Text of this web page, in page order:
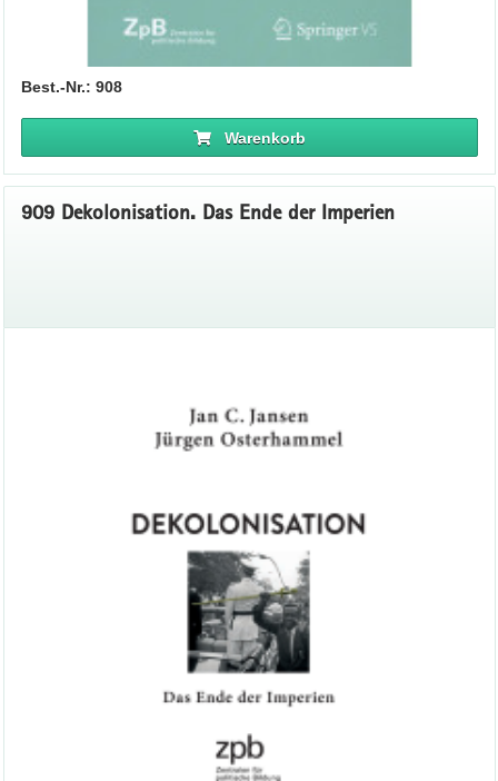
Best.-Nr.: 908
Warenkorb
909 Dekolonisation. Das Ende der Imperien